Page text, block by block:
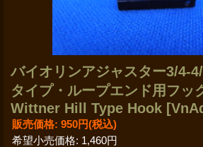
バイオリンアジャスター3/4-
タイプ・ループエンド用フ
Wittner Hill Type Hook
販売価格: 950円(税込)
希望小売価格: 1,460円